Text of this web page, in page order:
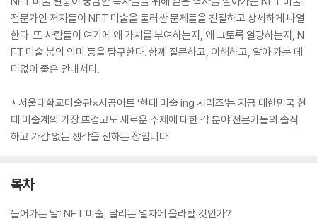
전문가인 저자들이 NFT 미술을 둘러싼 문제들을 친절하고 상세하게 나열
한다. 또 사람들이 여기에 왜 가치를 부여하는지, 왜 그토록 열광하는지, N
FT 미술 붐의 의미 등을 탐구한다. 함께 질문하고, 이해하고, 알아 가는 데
더없이 좋은 안내서다.
* 서울대학교미술관×시공아트 ‘현대 미술 ing 시리즈’는 지금 대한민국 현
대 미술계의 가장 뜨겁고도 새로운 주제에 대한 각 분야 전문가들의 솔직
하고 가감 없는 생각을 전하는 장입니다.
목차
들어가는 말: NFT 미술, 달리는 열차에 올라탈 것인가?